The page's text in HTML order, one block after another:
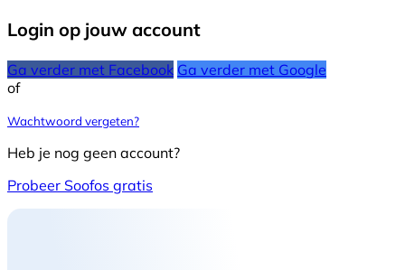
Login op jouw account
Ga verder met Facebook Ga verder met Google
of
Wachtwoord vergeten?
Heb je nog geen account?
Probeer Soofos gratis